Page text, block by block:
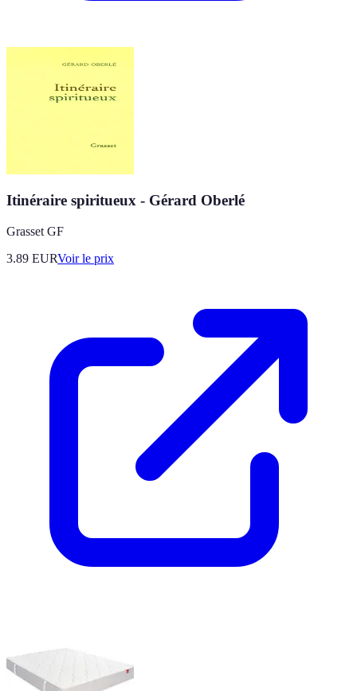
Itinéraire spiritueux - Gérard Oberlé
Grasset GF
3.89 EURVoir le prix